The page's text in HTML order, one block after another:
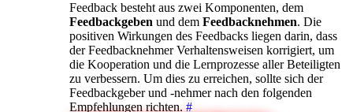
Feedback besteht aus zwei Komponenten, dem
Feedbackgeben und dem Feedbacknehmen. Die
positiven Wirkungen des Feedbacks liegen darin, dass
der Feedbacknehmer Verhaltensweisen korrigiert, um
die Kooperation und die Lernprozesse aller Beteiligten
zu verbessern. Um dies zu erreichen, sollte sich der
Feedbackgeber und -nehmer nach den folgenden
Empfehlungen richten.#